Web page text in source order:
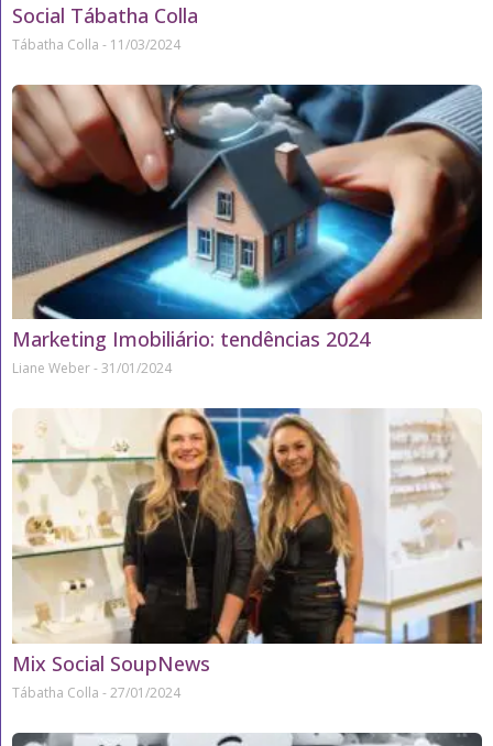
Social Tábatha Colla
Tábatha Colla 11/03/2024
Marketing Imobiliário: tendências 2024
Liane Weber 31/01/2024
Mix Social SoupNews
Tábatha Colla 27/01/2024